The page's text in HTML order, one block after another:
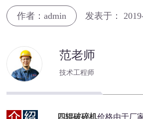
作者：admin 发表于：
范老师
技术工程师
四辊破碎机价格由于厂